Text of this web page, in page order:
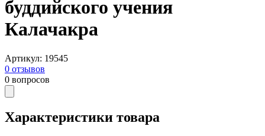
буддийского учения
Калачакра
Артикул: 19545
0 отзывов
0 вопросов
Характеристики товара